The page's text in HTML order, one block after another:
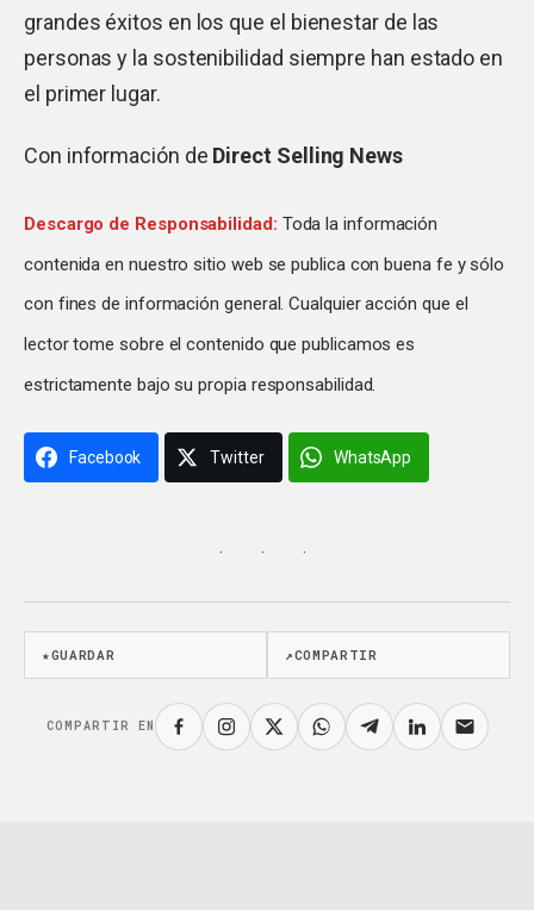
grandes éxitos en los que el bienestar de las
personas y la sostenibilidad siempre han estado en
el primer lugar.
Con información de Direct Selling News
Descargo de Responsabilidad: Toda la información
contenida en nuestro sitio web se publica con buena fe y sólo
con fines de información general. Cualquier acción que el
lector tome sobre el contenido que publicamos es
estrictamente bajo su propia responsabilidad.
Facebook Twitter WhatsApp
· · ·
★GUARDAR ↗COMPARTIR
COMPARTIR EN